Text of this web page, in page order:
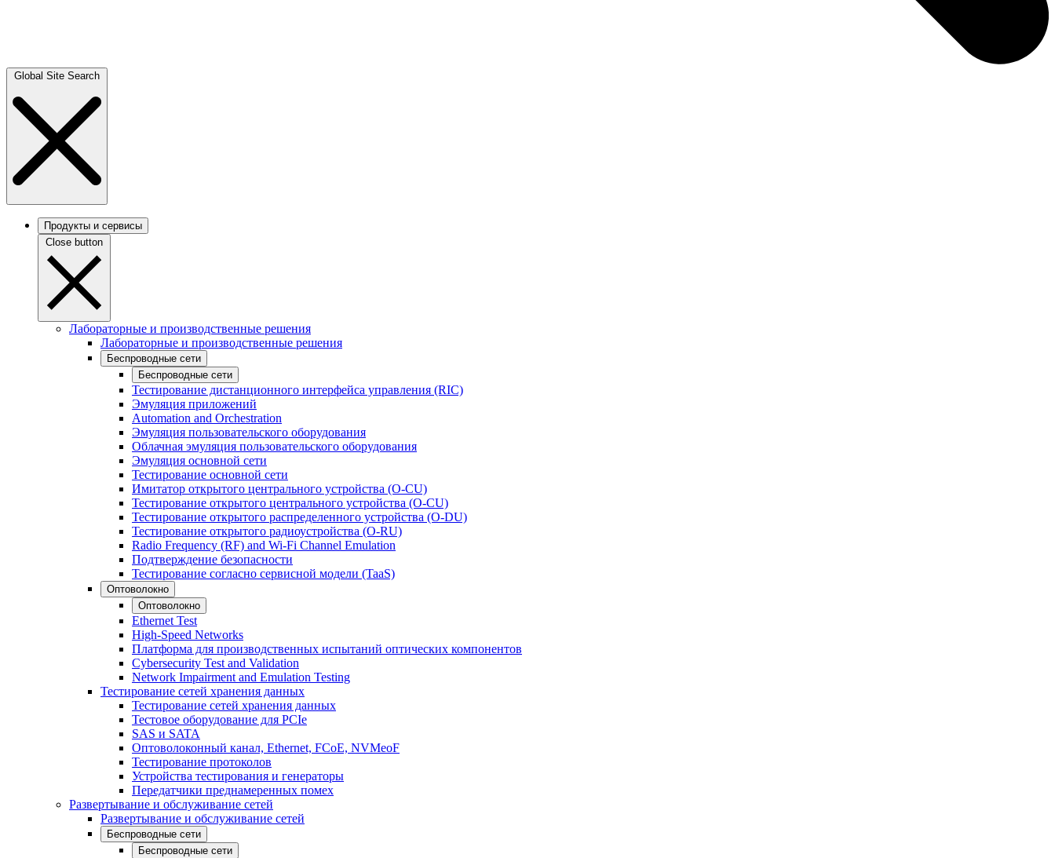
Global Site Search
Продукты и сервисы
Close button
Лабораторные и производственные решения
Лабораторные и производственные решения
Беспроводные сети
Беспроводные сети
Тестирование дистанционного интерфейса управления (RIC)
Эмуляция приложений
Automation and Orchestration
Эмуляция пользовательского оборудования
Облачная эмуляция пользовательского оборудования
Эмуляция основной сети
Тестирование основной сети
Имитатор открытого центрального устройства (O-CU)
Тестирование открытого центрального устройства (O-CU)
Тестирование открытого распределенного устройства (O-DU)
Тестирование открытого радиоустройства (O-RU)
Radio Frequency (RF) and Wi-Fi Channel Emulation
Подтверждение безопасности
Тестирование согласно сервисной модели (TaaS)
Оптоволокно
Оптоволокно
Ethernet Test
High-Speed Networks
Платформа для производственных испытаний оптических компонентов
Cybersecurity Test and Validation
Network Impairment and Emulation Testing
Тестирование сетей хранения данных
Тестирование сетей хранения данных
Тестовое оборудование для PCIe
SAS и SATA
Оптоволоконный канал, Ethernet, FCoE, NVMeoF
Тестирование протоколов
Устройства тестирования и генераторы
Передатчики преднамеренных помех
Развертывание и обслуживание сетей
Развертывание и обслуживание сетей
Беспроводные сети
Беспроводные сети